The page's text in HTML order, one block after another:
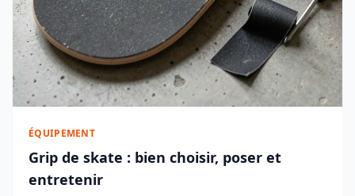
ÉQUIPEMENT
Grip de skate : bien choisir, poser et
entretenir